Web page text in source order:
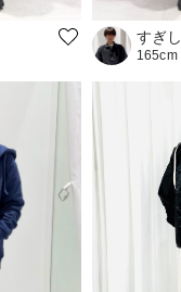
すぎし
165cm